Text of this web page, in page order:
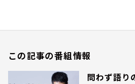
この記事の番組情報
問わず語り